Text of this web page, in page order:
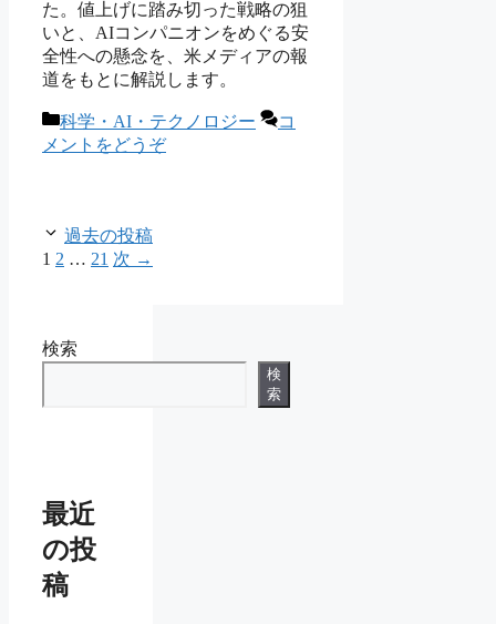
た。値上げに踏み切った戦略の狙
いと、AIコンパニオンをめぐる安
全性への懸念を、米メディアの報
道をもとに解説します。
カ
テ
科学・AI・テクノロジー
コ
メントをどうぞ
過去の投稿
ペ
1 ペ
2 … ペ
21 次 →
検索
検
索
最近
の投
稿